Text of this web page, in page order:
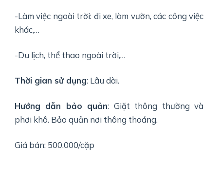
-Làm việc ngoài trời: đi xe, làm vườn, các công việc
khác,…
-Du lịch, thể thao ngoài trời,…
Thời gian sử dụng: Lâu dài.
Hướng dẫn bảo quản: Giặt thông thường và
phơi khô. Bảo quản nơi thông thoáng.
Giá bán: 500.000/cặp